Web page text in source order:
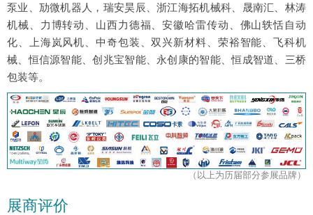
泵业、劢微机器人，瑞安昊辰、浙江海拓机械科、晟南汇、林涛
机械、力博转动、山西力德福、安徽哈雷传动、佛山轶恬自动
化、上海岚风机、中奇包装、双兴新材料、荣裕智能、飞科机
械、恒信源智能、创兆宝智能、永创康的智能、恒成智道、三桥
包装等。
（以上为历届部分参展品牌）
展商评价